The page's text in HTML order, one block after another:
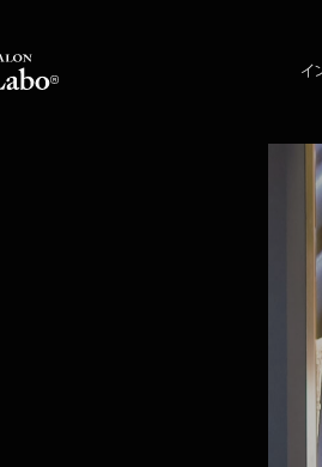
イ
インナービューテ
エステプロ・ラボ 札